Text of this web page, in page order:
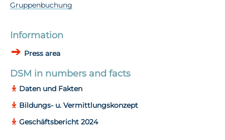
Gruppenbuchung
Information
Press area
DSM in numbers and facts
Daten und Fakten
Bildungs- u. Vermittlungskonzept
Geschäftsbericht 2024